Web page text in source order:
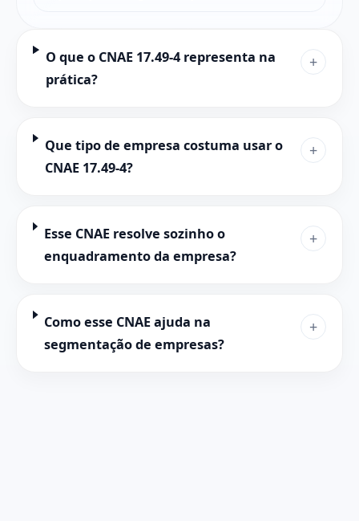
O que o CNAE 17.49-4 representa na
prática?
+
Que tipo de empresa costuma usar o
CNAE 17.49-4?
+
Esse CNAE resolve sozinho o
enquadramento da empresa?
+
Como esse CNAE ajuda na
segmentação de empresas?
+